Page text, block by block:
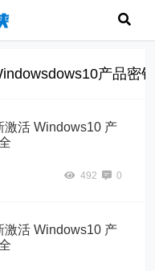
产品密
激活 Windows10 产
492 0
激活 Windows10 产